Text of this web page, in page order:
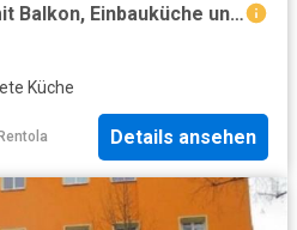
4 Zimmer Mezzanine mit Balkon, Einbauküche und Fußbodenheizung in Zossen
Küche
Rentola Details ansehen